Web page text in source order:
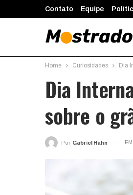
Contato Equipe
Home Curiosidades Dia
Dia
sobre o
Por Gabriel Hahn EM